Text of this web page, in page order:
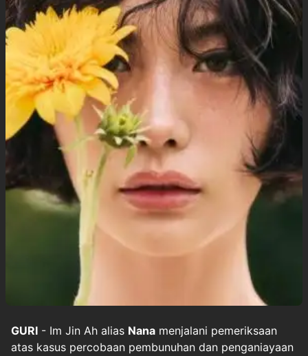
GURI - Im Jin Ah alias Nana menjalani pemeriksaan
atas kasus percobaan pembunuhan dan penganiayaan